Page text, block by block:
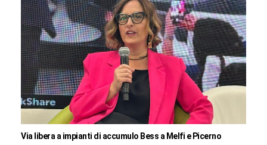
Via libera a impianti di accumulo Bess a Melfi e Picerno